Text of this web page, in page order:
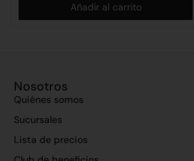
Añadir al carrito
Nosotros
Quiénes somos
Sucursales
Lista de precios